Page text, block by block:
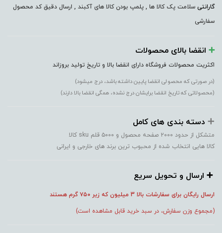
گارانتی سلامت پک کالا ها , پلمپ بودن کالا های آکبند , ارسال دقیق کد محصول
سفارشی
➕️ انقضا بالای محصولات
اکثریت محصولات فروشگاه دارای انقضا بالا و تاریخ تولید بروزاند
(در صورتی که محصولی انقضا پایین داشته باشد، درج میشود)
(محصولاتی که تاریخ انقضا برایشان درج نشده، همگی انقضا بالا دارند)
➕️ دسته بندی های کامل
متشکل از حدود ۲۰۰۰ صفحه محصول و ۵۰۰۰ قلم sku کالا
کالا هایی انتخاب شده از محبوب ترین برند های خارجی و ایرانی
➕️ ارسال و تحویل سریع
ارسال رایگان برای سفارشات بالا 3 میلیون که زیر ۷۵۰ گرم هستند
(مجموع وزن سفارش، در سبد خرید قابل مشاهده است)